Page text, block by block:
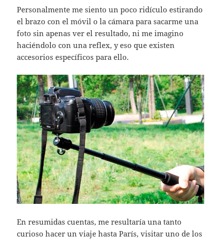
Personalmente me siento un poco ridículo estirando
el brazo con el móvil o la cámara para sacarme una
foto sin apenas ver el resultado, ni me imagino
haciéndolo con una reflex, y eso que existen
accesorios específicos para ello.
En resumidas cuentas, me resultaría una tanto
curioso hacer un viaje hasta París, visitar uno de los